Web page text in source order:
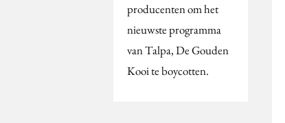
producenten om het
nieuwste programma
van Talpa, De Gouden
Kooi te boycotten.